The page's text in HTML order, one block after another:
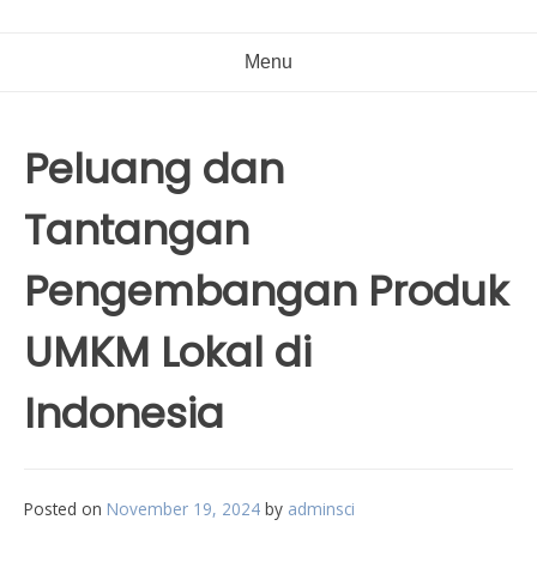
Menu
Peluang dan
Tantangan
Pengembangan Produk
UMKM Lokal di
Indonesia
Posted on November 19, 2024 by adminsci